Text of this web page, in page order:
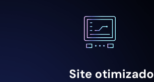
Site otimizado